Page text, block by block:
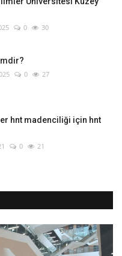
0 30
0 27
hnt madenciliği için hnt
0 21